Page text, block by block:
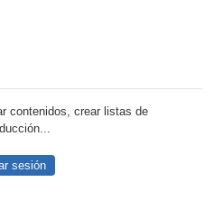
contenidos, crear listas de
sesión